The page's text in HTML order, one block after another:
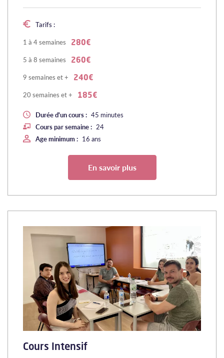
Tarifs :
1 à 4 semaines
280€
5 à 8 semaines 260€
9 semaines et + 240€
20 semaines et + 185€
Durée d'un cours : 45 minutes
Cours par semaine : 24
Age minimum : 16 ans
En savoir plus
Cours Intensif